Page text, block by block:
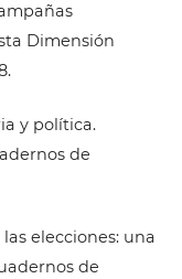
Dimensión
y política.
de
elecciones: una
de